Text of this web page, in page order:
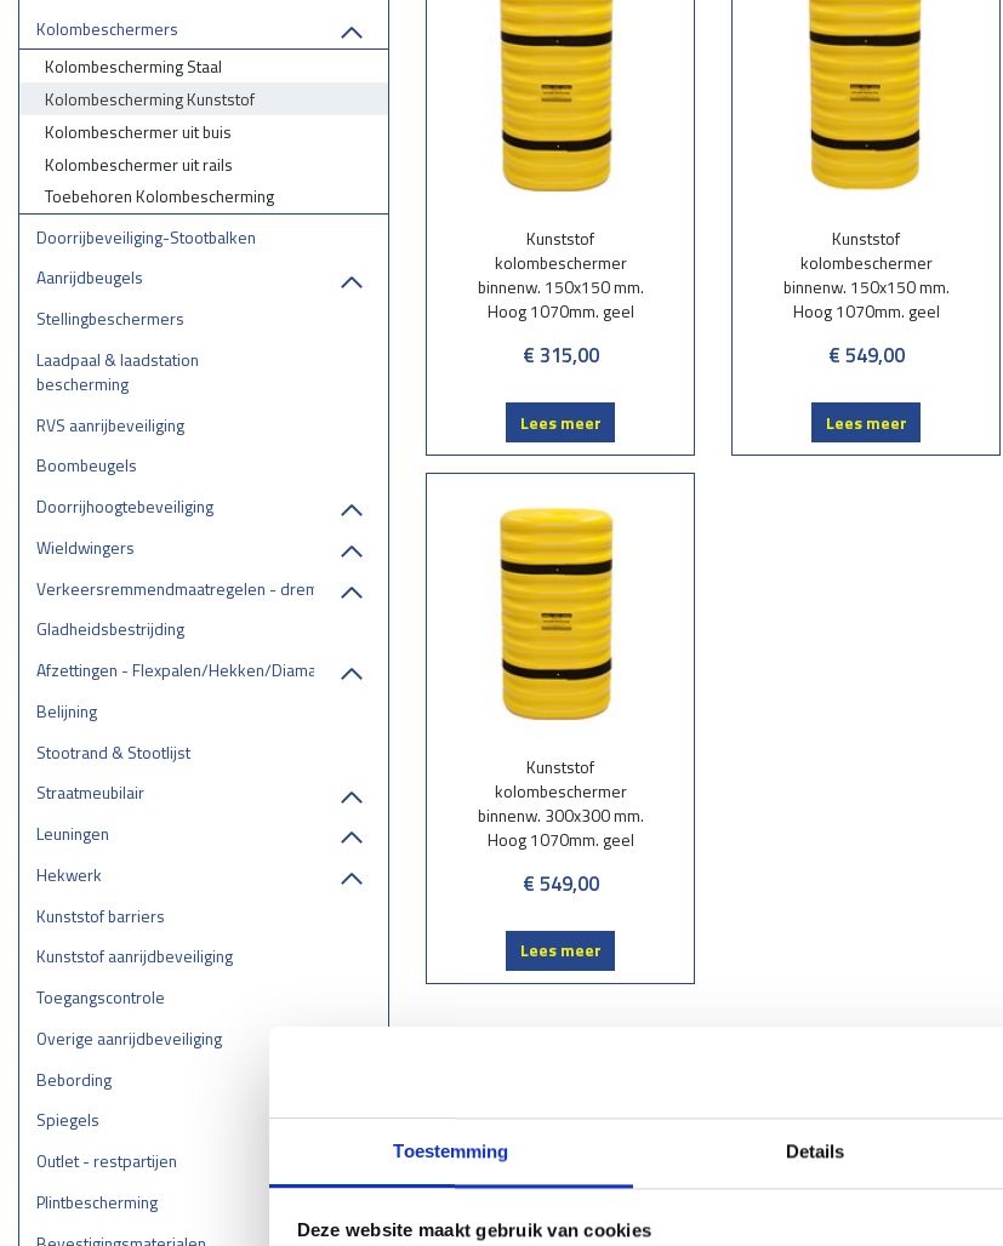
Toestemming Details
Deze website maakt gebruik van cookies
Kolombeschermers
Kolombescherming Staal
Kolombescherming Kunststof
Kolombeschermer uit buis
Kolombeschermer uit rails
Toebehoren Kolombescherming
Doorrijbeveiliging-Stootbalken
Aanrijdbeugels
Stellingbeschermers
Laadpaal & laadstation
bescherming
RVS aanrijbeveiliging
Boombeugels
Doorrijhoogtebeveiliging
Wieldwingers
Verkeersremmendmaatregelen - drempels/ruggen/parkeerstops
Gladheidsbestrijding
Afzettingen - Flexpalen/Hekken/Diamantkoppalen
Belijning
Stootrand & Stootlijst
Straatmeubilair
Leuningen
Hekwerk
Kunststof barriers
Kunststof aanrijdbeveiliging
Toegangscontrole
Overige aanrijdbeveiliging
Bebording
Spiegels
Outlet - restpartijen
Plintbescherming
Maatwerk aanvragen voor kolombescherming?
Geef uw specificaties/tekening voor kolombescherming door aan onze
calculatie@wegbeveiligingstaphorst.nl
Telefoon: 0522 - 463 050
Kunststof
kolombeschermer
binnenw. 150x150 mm.
Hoog 1070mm. geel
€ 315,00
Lees meer
Kunststof
kolombeschermer
binnenw. 150x150 mm.
Hoog 1070mm. geel
€ 549,00
Lees meer
Kunststof
kolombeschermer
binnenw. 300x300 mm.
Hoog 1070mm. geel
€ 549,00
Lees meer